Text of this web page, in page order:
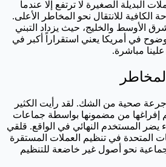
البديلة الصغيرة لا ترتفع إلا عندما
الكافية للانتقال نحو المخاطر الأعلى.
الأوسط والخليج، حيث يزداد التبني
في أمريكا يعني استقراراً أكبر في
علينا مباشرة.
جرعة صحية من الشك. لقد رأيت الكثير
إفراغها من مضمونها بواسطة جماعات
يضر المستخدم النهائي في الواقع. قلقي
المتحدة في تنظيم العملات المستقرة
نحو أصول غير خاضعة للتنظيم